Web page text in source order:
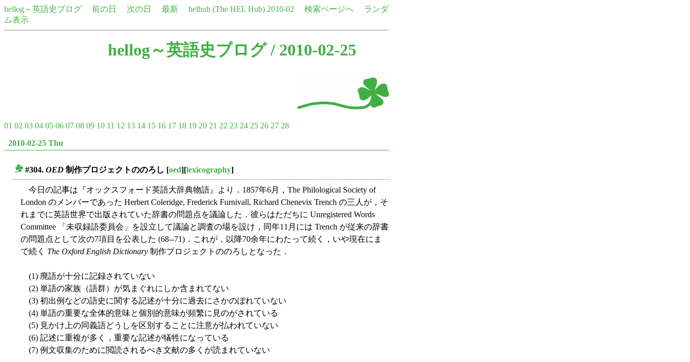
hellog～英語史ブログ 前の日 次の日 最新 helhub (The HEL Hub) 2010-02 検索ページへ
ランダ
ム表示
hellog～英語史ブログ/ 2010-02-25
01 02 03 04 05 06 07 08 09 10 11 12 13 14 15 16 17 18 19 20 21 22 23 24 25 26 27 28
2010-02-25 Thu
#304. OED 制作プロジェクトののろし [oed][lexicography]
今日の記事は『オックスフォード英語大辞典物語』より．1857年6月，The Philological Society of
London のメンバーであった Herbert Coleridge, Frederick Furnivall, Richard Chenevix Trench の三人が，そ
れまでに英語世界で出版されていた辞書の問題点を議論した．彼らはただちに Unregistered Words
Committee 「未収録語委員会」を設立して議論と調査の場を設け，同年11月には Trench が従来の辞書
の問題点として次の7項目を公表した (68--71)．これが，以降70余年にわたって続く，いや現在にま
で続く The Oxford English Dictionary 制作プロジェクトののろしとなった．
(1) 廃語が十分に記録されていない
(2) 単語の家族（語群）が気まぐれにしか含まれてない
(3) 初出例などの語史に関する記述が十分に過去にさかのぼれていない
(4) 単語の重要な全体的意味と個別的意味が頻繁に見のがされている
(5) 見かけ上の同義語どうしを区別することに注意が払われていない
(6) 記述に重複が多く，重要な記述が犠牲になっている
(7) 例文収集のために閲読されるべき文献の多くが読まれていない